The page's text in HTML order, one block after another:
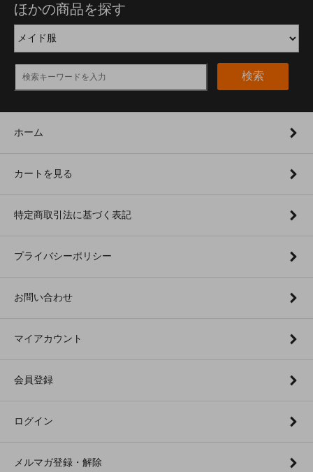
ほかの商品を探す
検索
ホーム
カートを見る
特定商取引法に基づく表記
プライバシーポリシー
お問い合わせ
マイアカウント
会員登録
ログイン
メルマガ登録・解除